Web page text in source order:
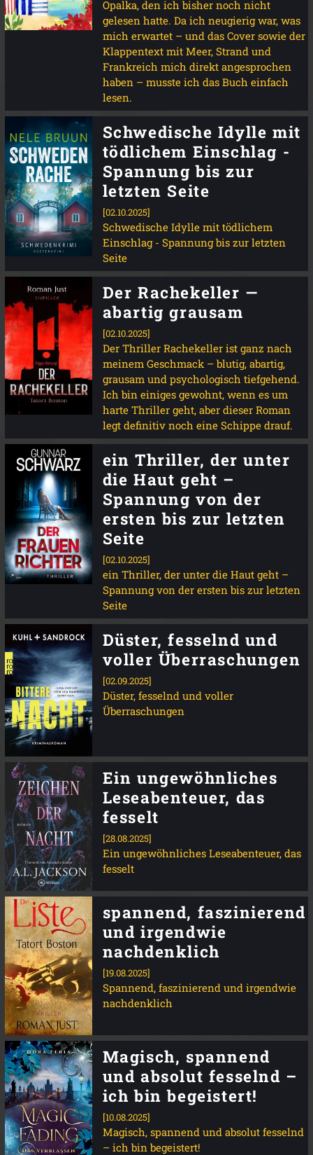
Opalka, den ich bisher noch nicht
gelesen hatte. Da ich neugierig war, was
mich erwartet – und das Cover sowie der
Klappentext mit Meer, Strand und
Frankreich mich direkt angesprochen
haben – musste ich das Buch einfach
lesen.
Schwedische Idylle mit
tödlichem Einschlag -
Spannung bis zur
letzten Seite
[02.10.2025]
Schwedische Idylle mit tödlichem
Einschlag - Spannung bis zur letzten
Seite
Der Rachekeller —
abartig grausam
[02.10.2025]
Der Thriller Rachekeller ist ganz nach
meinem Geschmack – blutig, abartig,
grausam und psychologisch tiefgehend.
Ich bin einiges gewohnt, wenn es um
harte Thriller geht, aber dieser Roman
legt definitiv noch eine Schippe drauf.
ein Thriller, der unter
die Haut geht –
Spannung von der
ersten bis zur letzten
Seite
[02.10.2025]
ein Thriller, der unter die Haut geht –
Spannung von der ersten bis zur letzten
Seite
Düster, fesselnd und
voller Überraschungen
[02.09.2025]
Düster, fesselnd und voller
Überraschungen
Ein ungewöhnliches
Leseabenteuer, das
fesselt
[28.08.2025]
Ein ungewöhnliches Leseabenteuer, das
fesselt
spannend, faszinierend
und irgendwie
nachdenklich
[19.08.2025]
Spannend, faszinierend und irgendwie
nachdenklich
Magisch, spannend
und absolut fesselnd –
ich bin begeistert!
[10.08.2025]
Magisch, spannend und absolut fesselnd
– ich bin begeistert!